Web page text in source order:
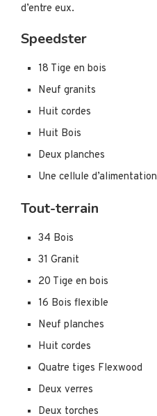
d’entre eux.
Speedster
18 Tige en bois
Neuf granits
Huit cordes
Huit Bois
Deux planches
Une cellule d’alimentation
Tout-terrain
34 Bois
31 Granit
20 Tige en bois
16 Bois flexible
Neuf planches
Huit cordes
Quatre tiges Flexwood
Deux verres
Deux torches